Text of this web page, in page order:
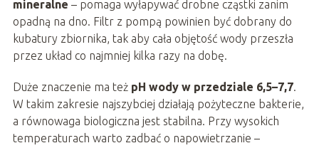
mineralne – pomaga wyłapywać drobne cząstki zanim
opadną na dno. Filtr z pompą powinien być dobrany do
kubatury zbiornika, tak aby cała objętość wody przeszła
przez układ co najmniej kilka razy na dobę.
Duże znaczenie ma też pH wody w przedziale 6,5–7,7.
W takim zakresie najszybciej działają pożyteczne bakterie,
a równowaga biologiczna jest stabilna. Przy wysokich
temperaturach warto zadbać o napowietrzanie –